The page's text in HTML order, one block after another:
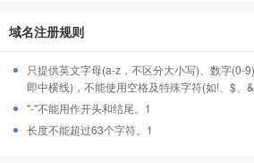
域名注册规则
只提供英文字母(a-z，不区分大小写)、数字(0-
即中横线)，不能使用空格及特殊字符(如!、$、
"-"不能用作开头和结尾。1
长度不能超过63个字符。1